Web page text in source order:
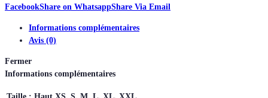
FacebookShare on WhatsappShare Via Email
Informations complémentaires
Avis (0)
Fermer
Informations complémentaires